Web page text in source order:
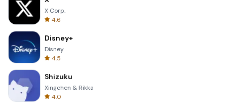
X Corp.
4.6
Disney+
Disney
4.5
Shizuku
Xingchen & Rikka
4.0